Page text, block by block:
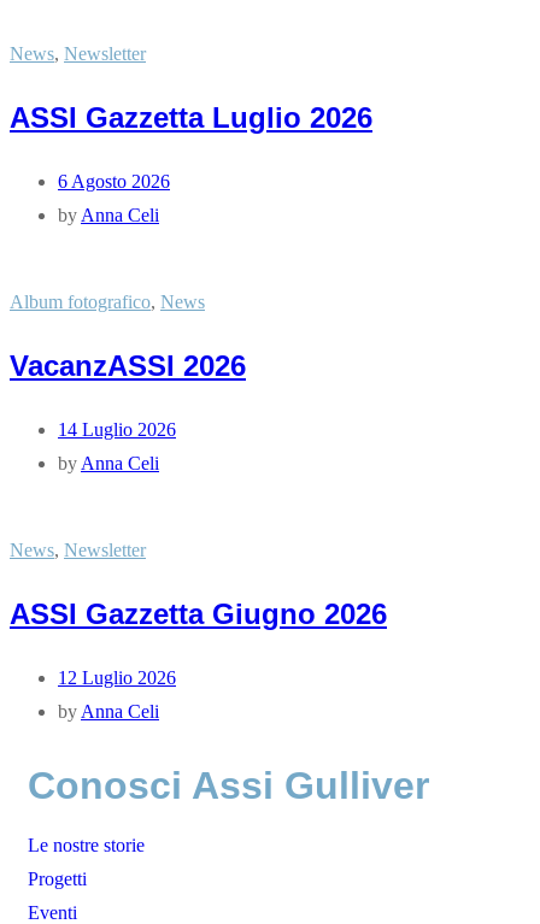
News, Newsletter
ASSI Gazzetta Luglio 2026
6 Agosto 2026
by Anna Celi
Album fotografico, News
VacanzASSI 2026
14 Luglio 2026
by Anna Celi
News, Newsletter
ASSI Gazzetta Giugno 2026
12 Luglio 2026
by Anna Celi
Conosci Assi Gulliver
Le nostre storie
Progetti
Eventi